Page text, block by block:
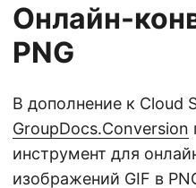
Онлайн-
PNG
В дополнение к Cloud
GroupDocs.Conversion
инструмент для
изображений GIF в